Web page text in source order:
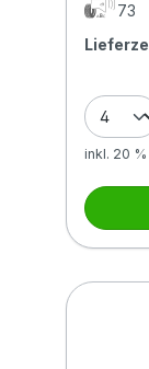
73
inkl. 20